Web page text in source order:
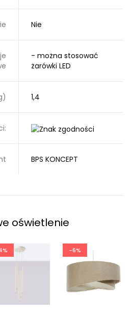
Nie
- można stosować
żarówki LED
1,4
BPS KONCEPT
oświetlenie
-6%